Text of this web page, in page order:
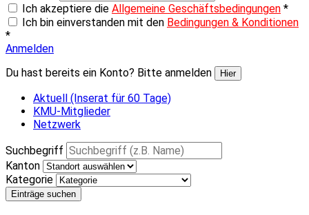
Ich akzeptiere die Allgemeine Geschäftsbedingungen *
Ich bin einverstanden mit den Bedingungen & Konditionen
*
Anmelden
Du hast bereits ein Konto? Bitte anmelden
Hier
Aktuell (Inserat für 60 Tage)
KMU-Mitglieder
Netzwerk
Suchbegriff
Kanton
Kategorie
Einträge suchen